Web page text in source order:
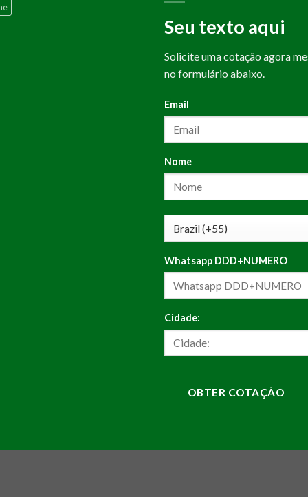
Seu texto aqui
Solicite uma cotação agora
no formulário abaixo.
Email
Nome
Whatsapp DDD+NUMERO
Cidade:
OBTER COTAÇÂO